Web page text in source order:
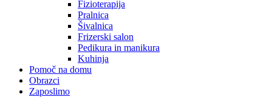
Fizioterapija
Pralnica
Šivalnica
Frizerski salon
Pedikura in manikura
Kuhinja
Pomoč na domu
Obrazci
Zaposlimo